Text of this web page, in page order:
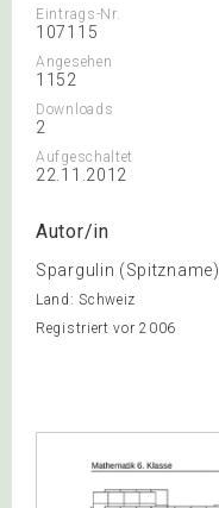
Eintrags-Nr.
107115
Angesehen
1152
Downloads
2
Aufgeschaltet
22.11.2012
Autor/in
Spargulin (Spitzname)
Land: Schweiz
Registriert vor 2006